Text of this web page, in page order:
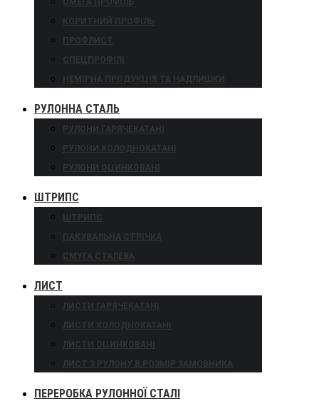
ОМЕГА ПРОФІЛЬ
КОРИТНИЙ ПРОФІЛЬ
ПРОФЛИСТ
СПЕЦПРОФІЛІ
НЕМІРНА ПРОДУКЦІЯ ТА НАДЛИШКИ
РУЛОННА СТАЛЬ
РУЛОНИ ГАРЯЧЕКАТАНІ
РУЛОНИ ХОЛОДНОКАТАНІ
РУЛОНИ ОЦИНКОВАНІ
ШТРИПС
ШТРИПС
ПАКУВАЛЬНА СТРІЧКА
СМУГА СТАЛЕВА
ЛИСТ
ЛИСТИ ГАРЯЧЕКАТАНІ
ЛИСТИ ХОЛОДНОКАТАНІ
ЛИСТИ ОЦИНКОВАНІ
ЛИСТ З РУЛОНУ В РОЗМІР ЗАМОВНИКА
ПЕРЕРОБКА РУЛОННОЇ СТАЛІ